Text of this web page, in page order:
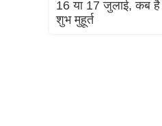
16 या 17 जुलाई, कब
शुभ मुहूर्त